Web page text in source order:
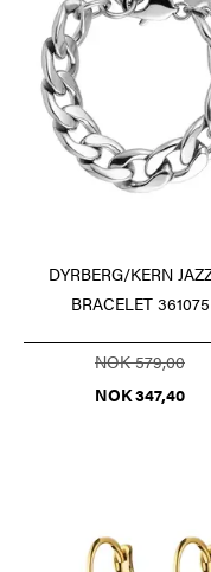
DYRBERG/KERN
BRACELET 361075
NOK 579,00
NOK 347,40